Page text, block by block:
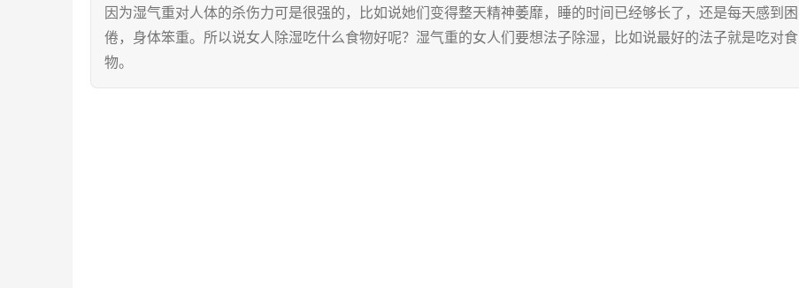
因为湿气重对人体的杀伤力可是很强的，比如说她们变得整天精神萎靡，睡的时间已经够长了，还是每天感到困
倦，身体笨重。所以说女人除湿吃什么食物好呢？湿气重的女人们要想法子除湿，比如说最好的法子就是吃对食
物。